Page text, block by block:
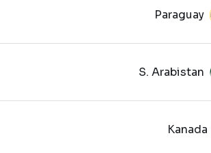
Paraguay
S. Arabistan
Kanada